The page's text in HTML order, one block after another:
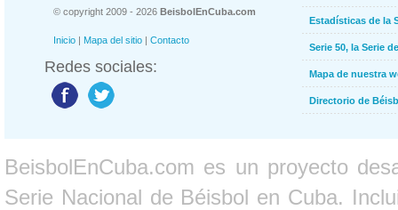
© copyright 2009 - 2026 BeisbolEnCuba.com
Inicio | Mapa del sitio | Contacto
Redes sociales:
Estadísticas de la
Serie 50, la Serie
Mapa de nuestra
Directorio de
BeisbolEnCuba.com es un proyecto
Serie Nacional de Béisbol en Cuba.